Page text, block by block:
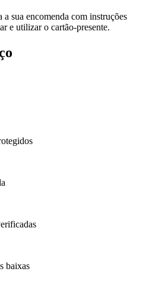
sua encomenda com instruções
e utilizar o cartão-presente.
baixas